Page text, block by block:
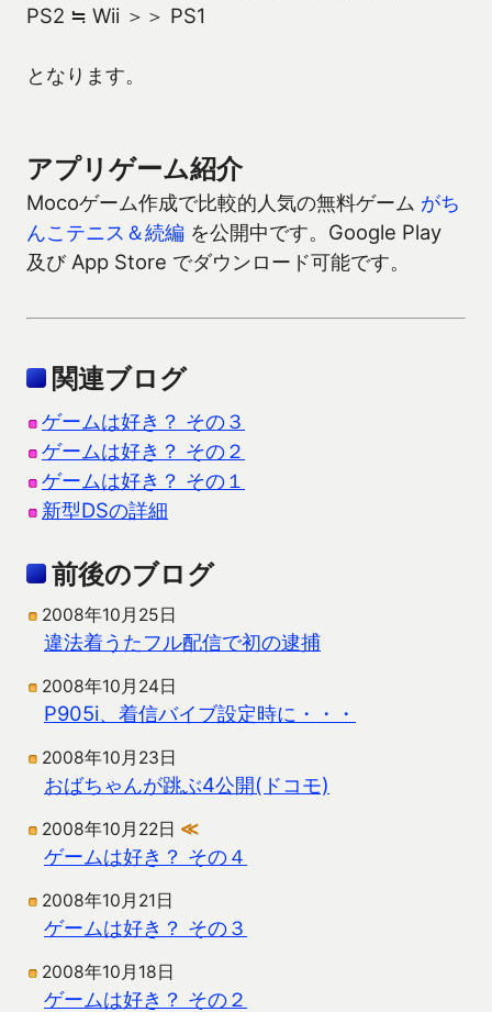
PS2 ≒ Wii ＞＞ PS1
となります。
アプリゲーム紹介
Mocoゲーム作成で比較的人気の無料ゲーム がち
んこテニス＆続編 を公開中です。Google Play
及び App Store でダウンロード可能です。
関連ブログ
ゲームは好き？ その３
ゲームは好き？ その２
ゲームは好き？ その１
新型DSの詳細
前後のブログ
2008年10月25日
違法着うたフル配信で初の逮捕
2008年10月24日
P905i、着信バイブ設定時に・・・
2008年10月23日
おばちゃんが跳ぶ4公開(ドコモ)
2008年10月22日 ≪
ゲームは好き？ その４
2008年10月21日
ゲームは好き？ その３
2008年10月18日
ゲームは好き？ その２